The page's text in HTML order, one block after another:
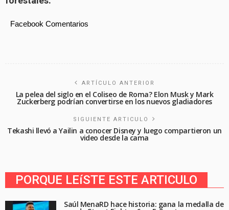
Facebook Comentarios
ARTÍCULO ANTERIOR
La pelea del siglo en el Coliseo de Roma? Elon Musk y Mark
Zuckerberg podrían convertirse en los nuevos gladiadores
SIGUIENTE ARTICULO
Tekashi llevó a Yailin a conocer Disney y luego compartieron un
video desde la cama
PORQUE LEíSTE ESTE ARTICULO
Saúl MenaRD hace historia: gana la medalla de